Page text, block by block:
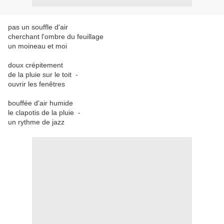
pas un souffle d'air
cherchant l'ombre du feuillage
un moineau et moi
doux crépitement
de la pluie sur le toit -
ouvrir les fenêtres
bouffée d'air humide
le clapotis de la pluie -
un rythme de jazz